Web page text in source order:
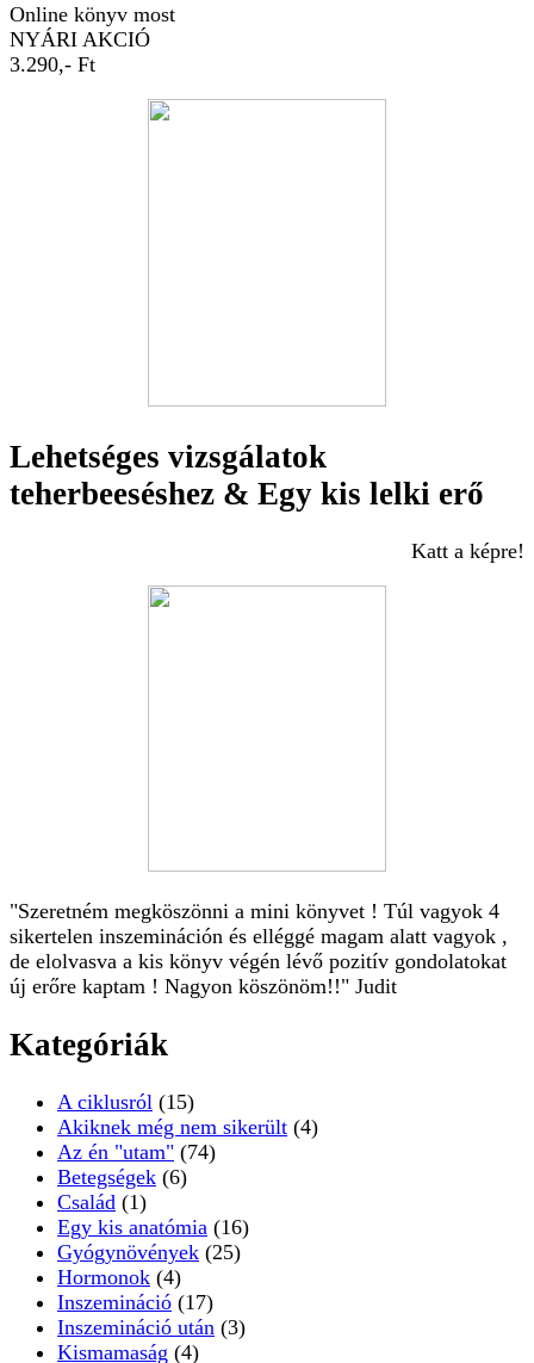
Online könyv most
NYÁRI AKCIÓ
3.290,- Ft
Lehetséges vizsgálatok
teherbeeséshez & Egy kis lelki erő
Katt a képre!
"Szeretném megköszönni a mini könyvet ! Túl vagyok 4
sikertelen inszemináción és elléggé magam alatt vagyok ,
de elolvasva a kis könyv végén lévő pozitív gondolatokat
új erőre kaptam ! Nagyon köszönöm!!" Judit
Kategóriák
A ciklusról (15)
Akiknek még nem sikerült (4)
Az én "utam" (74)
Betegségek (6)
Család (1)
Egy kis anatómia (16)
Gyógynövények (25)
Hormonok (4)
Inszemináció (17)
Inszemináció után (3)
Kismamaság (4)